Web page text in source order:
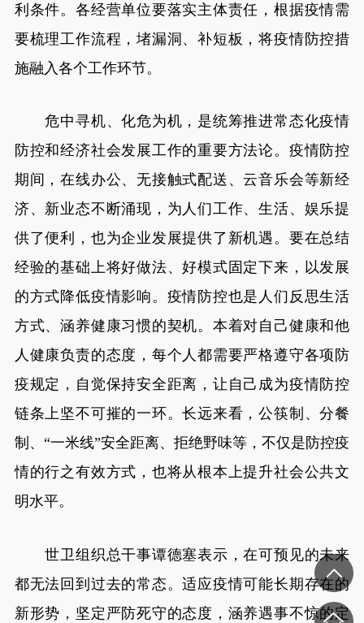
利条件。各经营单位要落实主体责任，根据疫情需
要梳理工作流程，堵漏洞、补短板，将疫情防控措
施融入各个工作环节。
危中寻机、化危为机，是统筹推进常态化疫情
防控和经济社会发展工作的重要方法论。疫情防控
期间，在线办公、无接触式配送、云音乐会等新经
济、新业态不断涌现，为人们工作、生活、娱乐提
供了便利，也为企业发展提供了新机遇。要在总结
经验的基础上将好做法、好模式固定下来，以发展
的方式降低疫情影响。疫情防控也是人们反思生活
方式、涵养健康习惯的契机。本着对自己健康和他
人健康负责的态度，每个人都需要严格遵守各项防
疫规定，自觉保持安全距离，让自己成为疫情防控
链条上坚不可摧的一环。长远来看，公筷制、分餐
制、“一米线”安全距离、拒绝野味等，不仅是防控疫
情的行之有效方式，也将从根本上提升社会公共文
明水平。
世卫组织总干事谭德塞表示，在可预见的未来
都无法回到过去的常态。适应疫情可能长期存在的
新形势，坚定严防死守的态度，涵养遇事不惊的定